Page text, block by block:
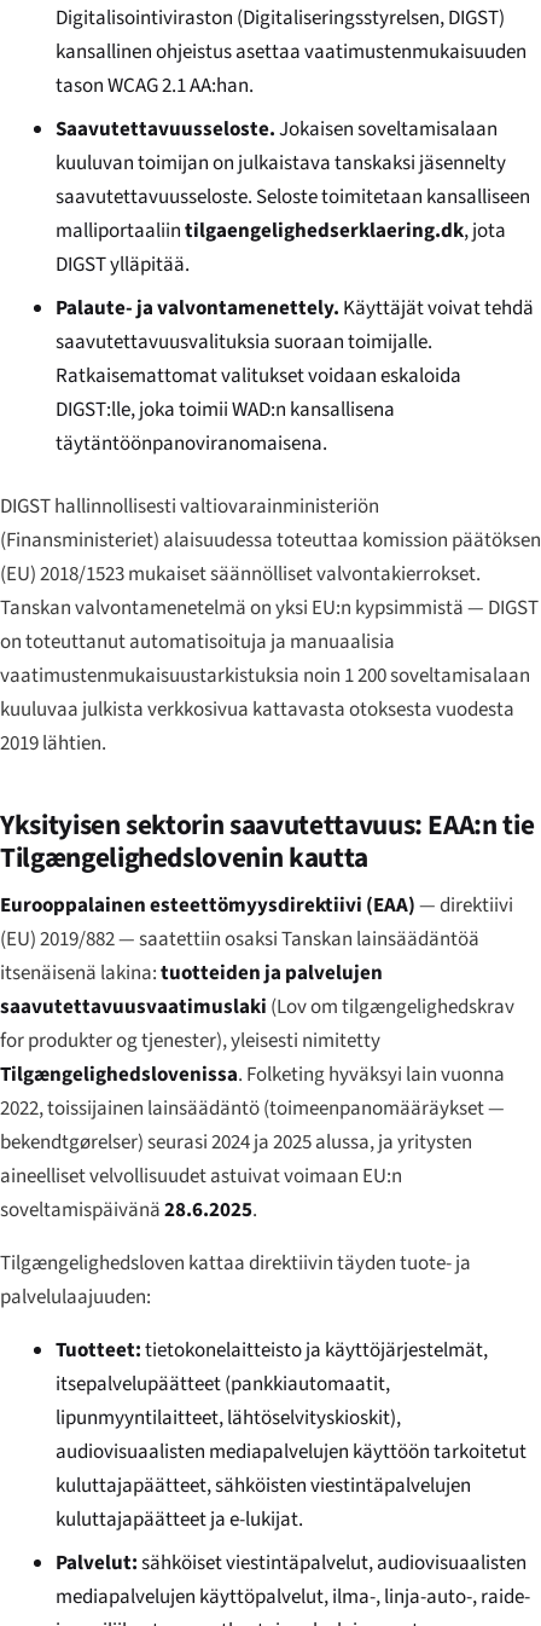
Digitalisointiviraston (Digitaliseringsstyrelsen, DIGST)
kansallinen ohjeistus asettaa vaatimustenmukaisuuden
tason WCAG 2.1 AA:han.
Saavutettavuusseloste.Jokaisen soveltamisalaan
kuuluvan toimijan on julkaistava tanskaksi jäsennelty
saavutettavuusseloste. Seloste toimitetaan kansalliseen
malliportaaliintilgaengelighedserklaering.dk, jota
DIGST ylläpitää.
Palaute- ja valvontamenettely. Käyttäjät voivat tehdä
saavutettavuusvalituksia suoraan toimijalle.
Ratkaisemattomat valitukset voidaan eskaloida
DIGST:lle, joka toimii WAD:n kansallisena
täytäntöönpanoviranomaisena.
DIGST hallinnollisesti valtiovarainministeriön
(Finansministeriet) alaisuudessa toteuttaa komission päätöksen
(EU) 2018/1523 mukaiset säännölliset valvontakierrokset.
Tanskan valvontamenetelmä on yksi EU:n kypsimmistä — DIGST
on toteuttanut automatisoituja ja manuaalisia
vaatimustenmukaisuustarkistuksia noin 1 200 soveltamisalaan
kuuluvaa julkista verkkosivua kattavasta otoksesta vuodesta
2019 lähtien.
Yksityisen sektorin saavutettavuus: EAA:n tie
Tilgængeligheds­lovenin kautta
Eurooppalainen esteettömyysdirektiivi (EAA)— direktiivi
(EU) 2019/882 — saatettiin osaksi Tanskan lainsäädäntöä
itsenäisenä lakina:tuotteiden ja palvelujen
saavutettavuusvaatimuslaki (Lov om tilgængelighedskrav
for produkter og tjenester), yleisesti nimitetty
Tilgængeligheds­lovenissa. Folketing hyväksyi lain vuonna
2022, toissijainen lainsäädäntö (toimeenpanomääräykset —
bekendtgørelser) seurasi 2024 ja 2025 alussa, ja yritysten
aineelliset velvollisuudet astuivat voimaan EU:n
soveltamispäivänä28.6.2025.
Tilgængeligheds­loven kattaa direktiivin täyden tuote- ja
palvelulaajuuden:
Tuotteet:tietokonelaitteisto ja käyttöjärjestelmät,
itsepalvelupäätteet (pankkiautomaatit,
lipunmyyntilaitteet, lähtöselvityskioskit),
audiovisuaalisten mediapalvelujen käyttöön tarkoitetut
kuluttajapäätteet, sähköisten viestintäpalvelujen
kuluttajapäätteet ja e-lukijat.
Palvelut:sähköiset viestintäpalvelut, audiovisuaalisten
mediapalvelujen käyttöpalvelut, ilma-, linja-auto-, raide-